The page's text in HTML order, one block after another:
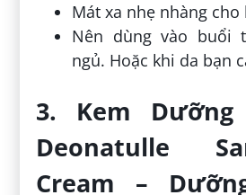
Mát xa nhẹ nhàng
Nên dùng vào buổi
ngủ. Hoặc khi da bạn
3. Kem Dưỡng
Deonatulle
Cream –